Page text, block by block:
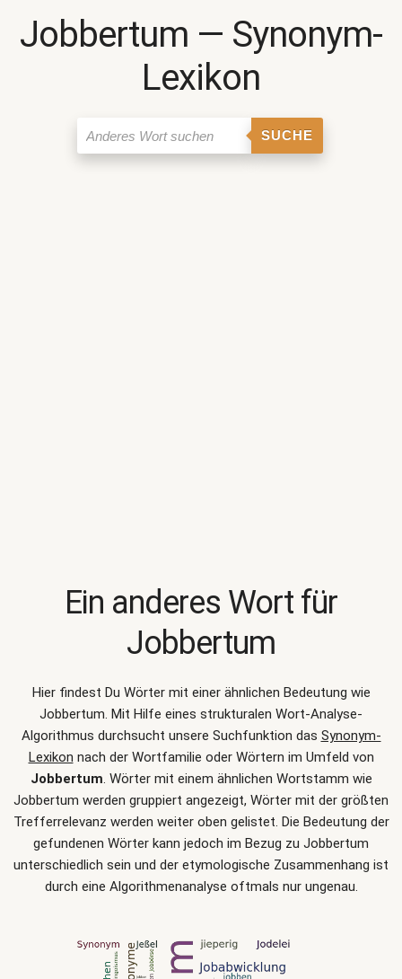
Jobbertum ― Synonym-
Lexikon
SUCHE
Ein anderes Wort für
Jobbertum
Hier findest Du Wörter mit einer ähnlichen Bedeutung wie
Jobbertum. Mit Hilfe eines strukturalen Wort-Analyse-
Algorithmus durchsucht unsere Suchfunktion das Synonym-
Lexikon nach der Wortfamilie oder Wörtern im Umfeld von
Jobbertum. Wörter mit einem ähnlichen Wortstamm wie
Jobbertum werden gruppiert angezeigt, Wörter mit der größten
Trefferrelevanz werden weiter oben gelistet. Die Bedeutung der
gefundenen Wörter kann jedoch im Bezug zu Jobbertum
unterschiedlich sein und der etymologische Zusammenhang ist
durch eine Algorithmenanalyse oftmals nur ungenau.